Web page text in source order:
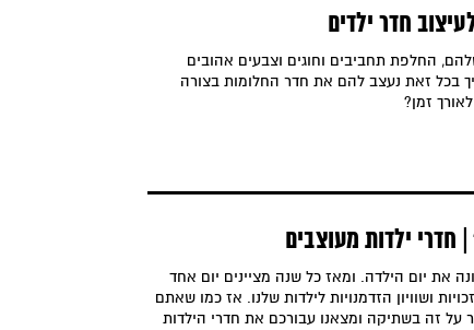
חדר ילדים
החלפת תחביבים וחוגים וצבעים אהובים
בכל זאת נעצב להם את חדר החלומות בצורה
זמן?
ילדות מעוצבים
לראשונה את יום הילדה. ומאז כל שנה מציינים יום אחד
ושוויון הזדמנויות לילדות שלנו. אז כמו שאתם
על זה בשתיקה ומצאנו עבורכם את חדרי הילדות